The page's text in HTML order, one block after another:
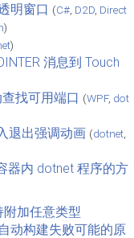
明窗口 (C# D2D Direct
)
)
消息到 Touch
找可用端口 (WPF, dot
退出强调动画 (dotnet
器内 dotnet 程序的方
附加任意类型
动构建失败可能的原